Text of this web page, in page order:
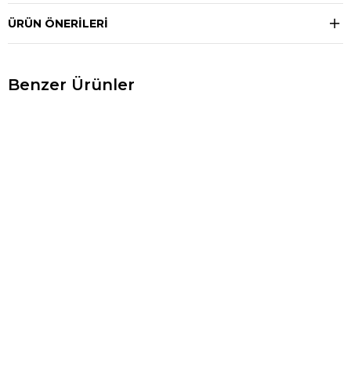
ÜRÜN ÖNERILERI
Benzer Ürünler